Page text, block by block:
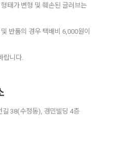
태가 변형 및 훼손된 글러브는
반품의 경우 택배비 6,000원이
랍니다.
38(수정동), 경민빌딩 4층